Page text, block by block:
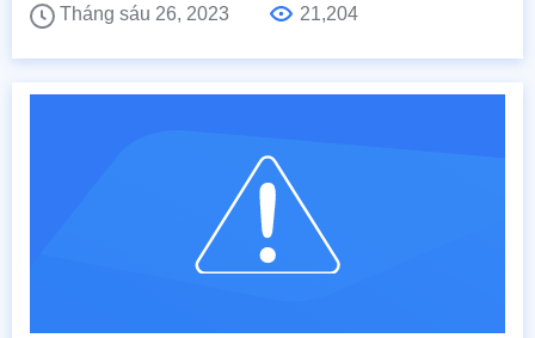
Tháng sáu 26, 2023
21,204